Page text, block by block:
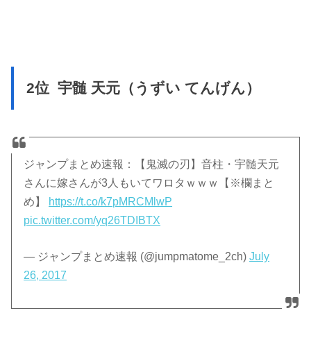
2位 宇髄 天元（うずい てんげん）
ジャンプまとめ速報：【鬼滅の刃】音柱・宇髄天元
さんに嫁さんが3人もいてワロタｗｗｗ【※欄まと
め】
https://t.co/k7pMRCMlwP
pic.twitter.com/yq26TDIBTX
— ジャンプまとめ速報 (@jumpmatome_2ch)July
26, 2017